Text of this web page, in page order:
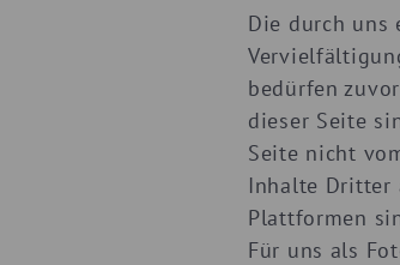
Die durch uns
bedürfen
dieser Seite
Seite nicht
Inhalte Dritter
Plattformen
Für uns als